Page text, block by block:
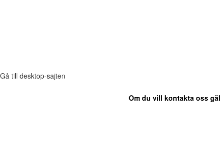
Gå till desktop-sajten
Om du vill kontakta oss